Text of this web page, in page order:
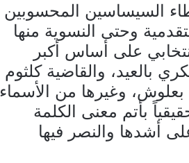
السيساسين المحسوبين
وحتى النسوية منها
على أساس أكبر
بالعيد، والقاضية كلثوم
وغيرها من الأسماء
بأتم معنى الكلمة
أشدها والنصر فيها